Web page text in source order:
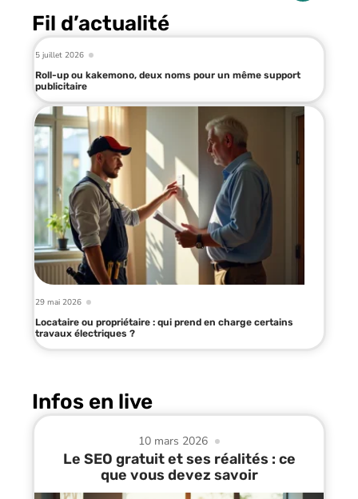
Fil d’actualité
5 juillet 2026
Roll-up ou kakemono, deux noms pour un même support
publicitaire
29 mai 2026
Locataire ou propriétaire : qui prend en charge certains
travaux électriques ?
Infos en live
10 mars 2026
Le SEO gratuit et ses réalités : ce
que vous devez savoir